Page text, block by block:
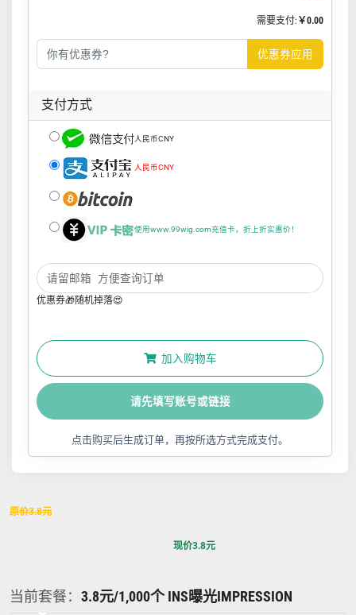
需要支付: ￥0.00
优惠券应用
支付方式
人民币CNY
人民币CNY
使用www.99wig.com充值卡，折上折实惠价！
优惠券🎁随机掉落😍
加入购物车
请先填写账号或链接
点击购买后生成订单，再按所选方式完成支付。
原价3.8元
现价3.8元
当前套餐： 3.8元/1,000个 INS曝光IMPRESSION